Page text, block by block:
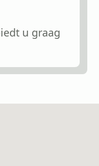
u graag